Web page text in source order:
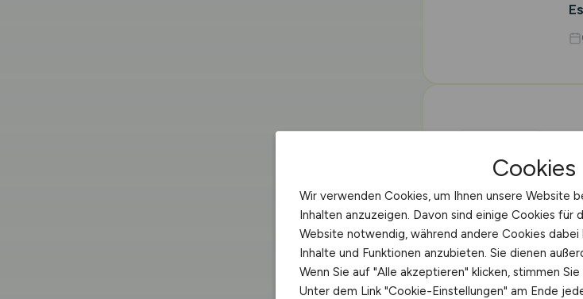
Cookies
Wir verwenden Cookies, um Ihnen unsere Website
Inhalten anzuzeigen. Davon sind einige Cookies für
Website notwendig, während andere Cookies
Inhalte und Funktionen anzubieten. Sie dienen
Wenn Sie auf "Alle akzeptieren" klicken, stimmen
Unter dem Link "Cookie-Einstellungen" am Ende